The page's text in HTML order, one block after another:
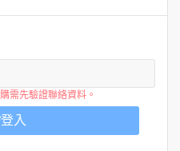
需先驗證聯絡資料。
入